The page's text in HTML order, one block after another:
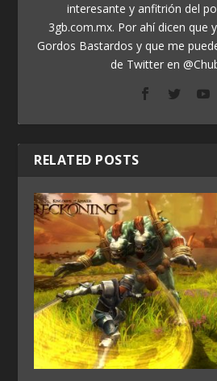
interesante y anfitrión del
3gb.com.mx. Por ahí dicen que
Gordos Bastardos y que me
de Twitter en
RELATED POSTS